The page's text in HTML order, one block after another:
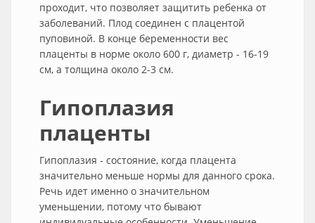
проходит, что позволяет защитить ребенка от
заболеваний. Плод соединен с плацентой
пуповиной. В конце беременности вес
плаценты в норме около 600 г, диаметр - 16-19
см, а толщина около 2-3 см.
Гипоплазия
плаценты
Гипоплазия - состояние, когда плацента
значительно меньше нормы для данного срока.
Речь идет именно о значительном
уменьшении, потому что бывают